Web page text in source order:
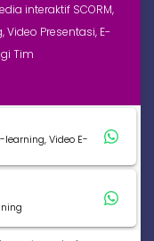
interaktif SCORM,
Video Presentasi, E-
Tim
learning, Video E-